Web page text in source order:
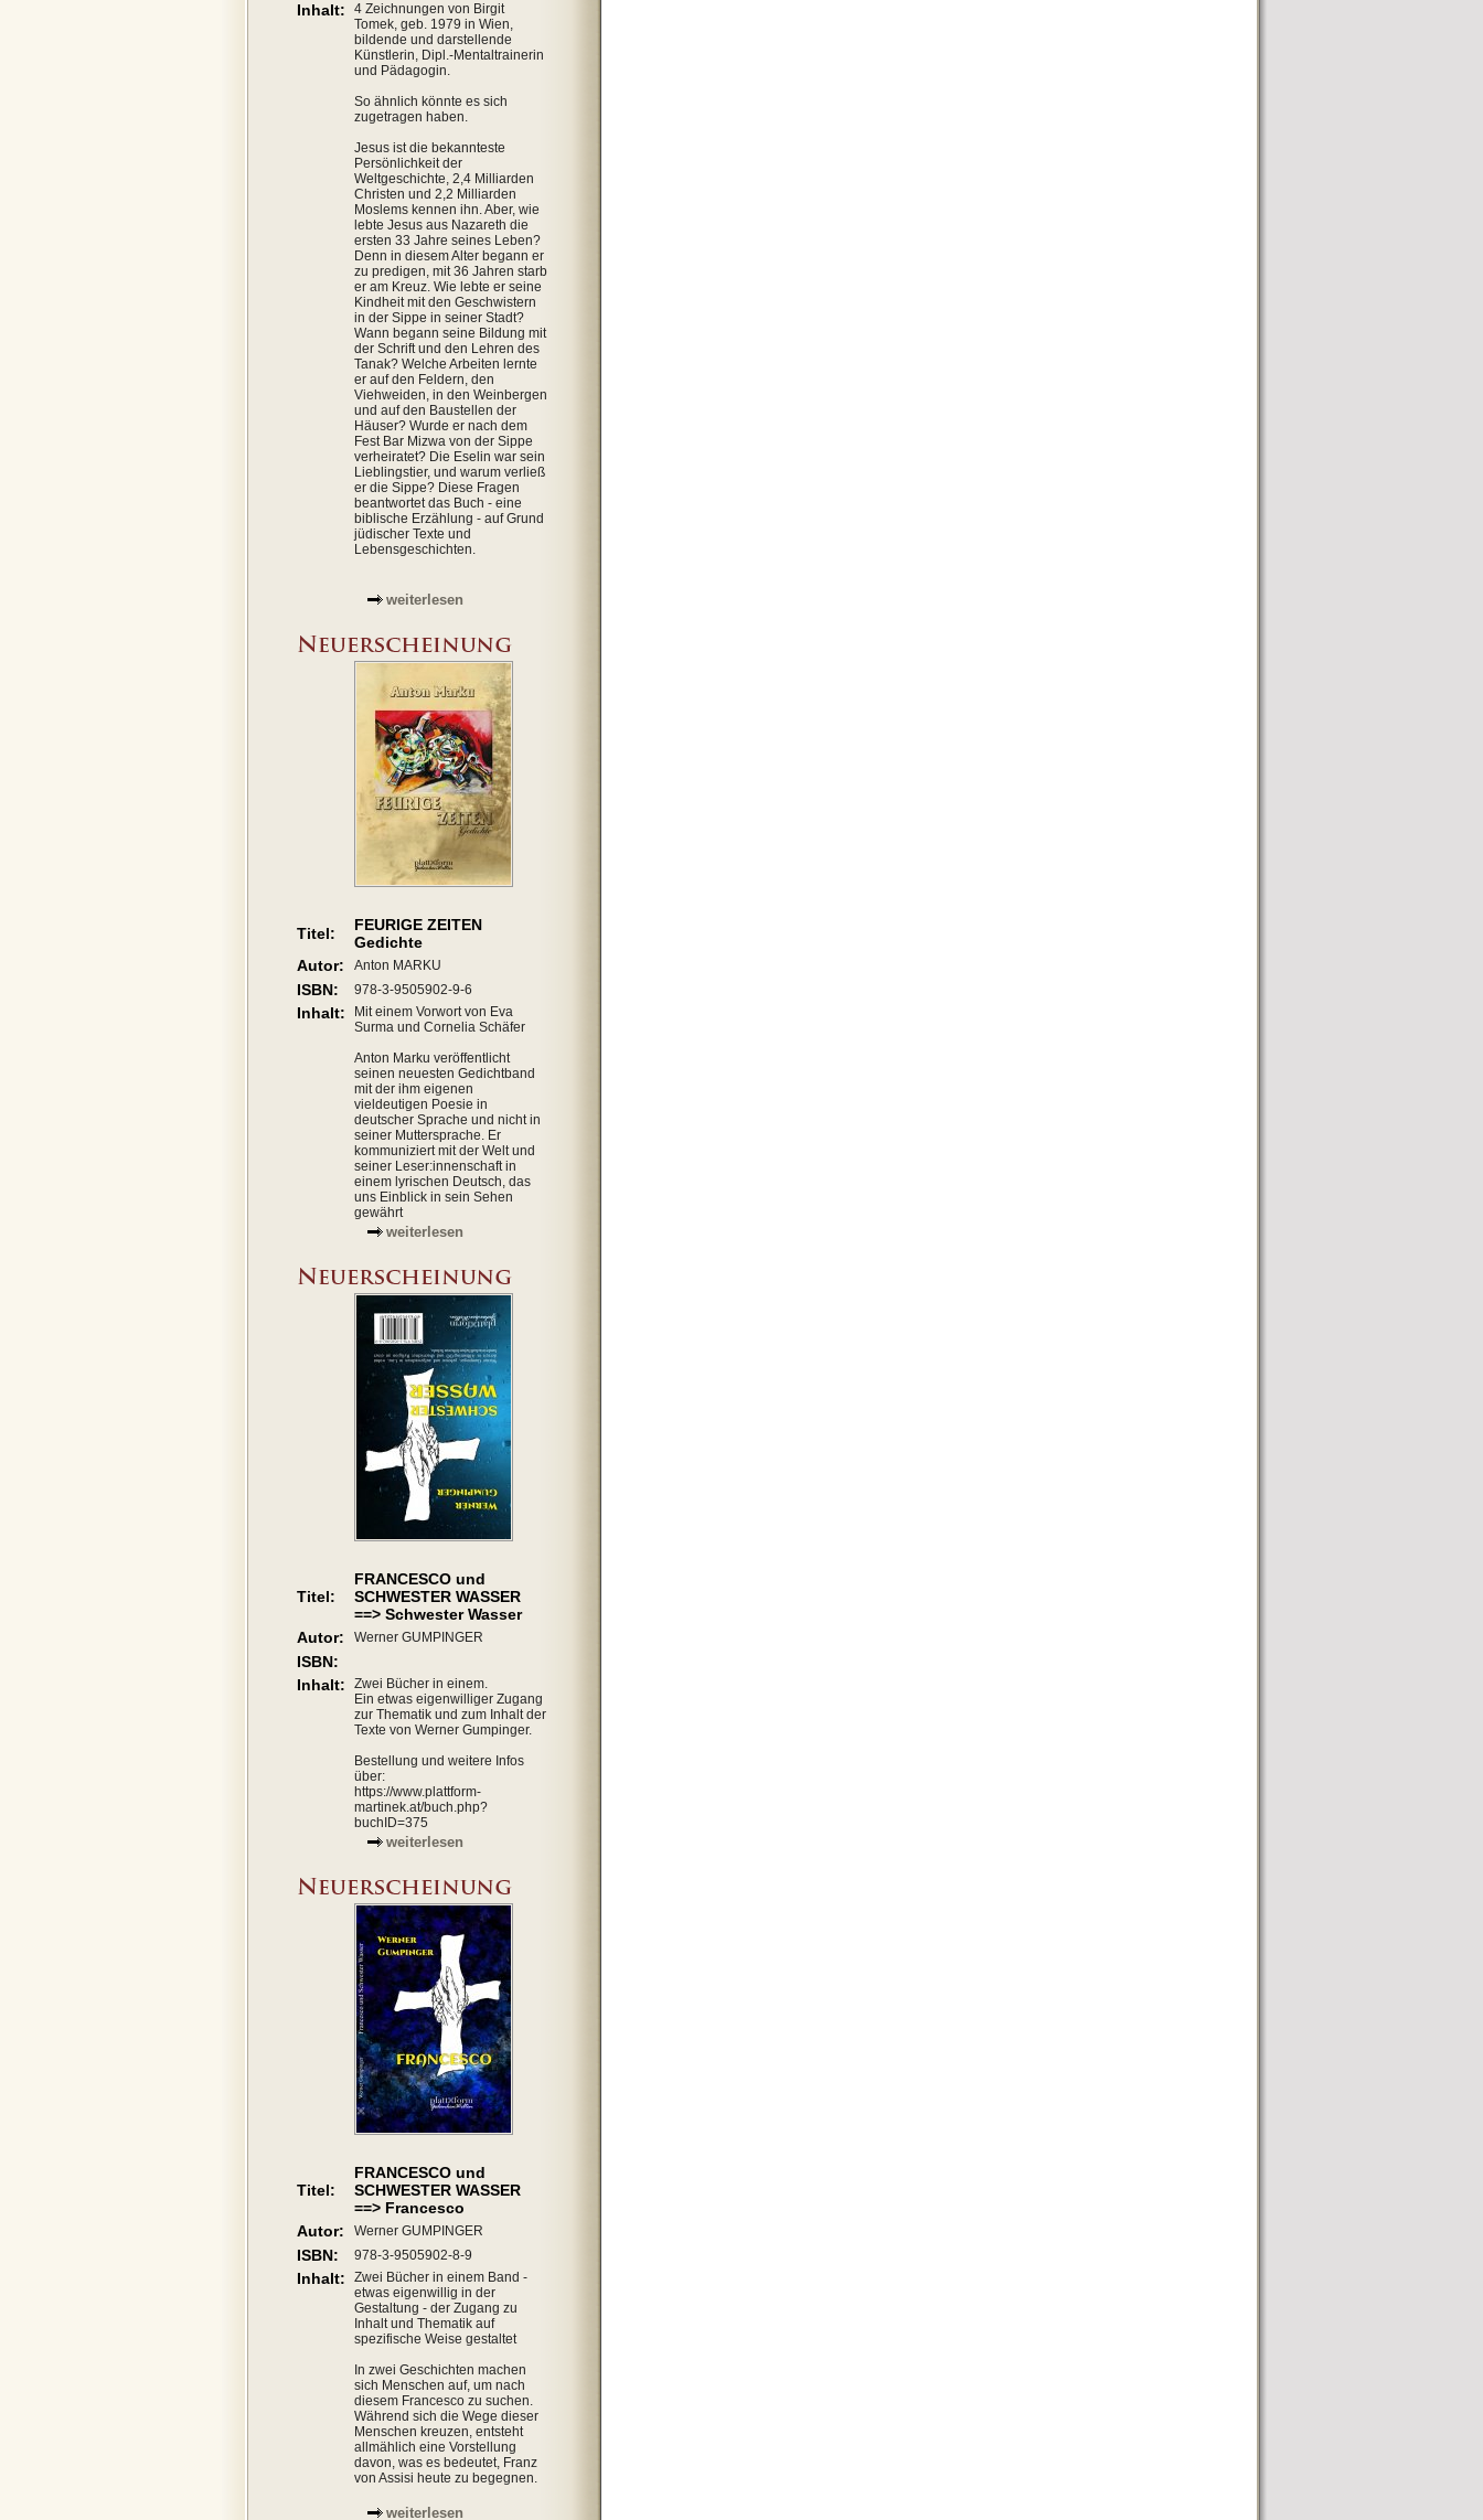
Inhalt:
4 Zeichnungen von Birgit
Tomek, geb. 1979 in Wien,
bildende und darstellende
Künstlerin, Dipl.-Mentaltrainerin
und Pädagogin.
So ähnlich könnte es sich
zugetragen haben.
Jesus ist die bekannteste
Persönlichkeit der
Weltgeschichte, 2,4 Milliarden
Christen und 2,2 Milliarden
Moslems kennen ihn. Aber, wie
lebte Jesus aus Nazareth die
ersten 33 Jahre seines Leben?
Denn in diesem Alter begann er
zu predigen, mit 36 Jahren starb
er am Kreuz. Wie lebte er seine
Kindheit mit den Geschwistern
in der Sippe in seiner Stadt?
Wann begann seine Bildung mit
der Schrift und den Lehren des
Tanak? Welche Arbeiten lernte
er auf den Feldern, den
Viehweiden, in den Weinbergen
und auf den Baustellen der
Häuser? Wurde er nach dem
Fest Bar Mizwa von der Sippe
verheiratet? Die Eselin war sein
Lieblingstier, und warum verließ
er die Sippe? Diese Fragen
beantwortet das Buch - eine
biblische Erzählung - auf Grund
jüdischer Texte und
Lebensgeschichten.
weiterlesen
Titel:
FEURIGE ZEITEN
Gedichte
Autor:
Anton MARKU
ISBN: 978-3-9505902-9-6
Inhalt:
Mit einem Vorwort von Eva
Surma und Cornelia Schäfer
Anton Marku veröffentlicht
seinen neuesten Gedichtband
mit der ihm eigenen
vieldeutigen Poesie in
deutscher Sprache und nicht in
seiner Muttersprache. Er
kommuniziert mit der Welt und
seiner Leser:innenschaft in
einem lyrischen Deutsch, das
uns Einblick in sein Sehen
gewährt
weiterlesen
Titel:
FRANCESCO und
SCHWESTER WASSER
==> Schwester Wasser
Autor:
Werner GUMPINGER
ISBN:
Inhalt:
Zwei Bücher in einem.
Ein etwas eigenwilliger Zugang
zur Thematik und zum Inhalt der
Texte von Werner Gumpinger.
Bestellung und weitere Infos
über:
https://www.plattform-
martinek.at/buch.php?
buchID=375
weiterlesen
Titel:
FRANCESCO und
SCHWESTER WASSER
==> Francesco
Autor:
Werner GUMPINGER
ISBN: 978-3-9505902-8-9
Inhalt:
Zwei Bücher in einem Band -
etwas eigenwillig in der
Gestaltung - der Zugang zu
Inhalt und Thematik auf
spezifische Weise gestaltet
In zwei Geschichten machen
sich Menschen auf, um nach
diesem Francesco zu suchen.
Während sich die Wege dieser
Menschen kreuzen, entsteht
allmählich eine Vorstellung
davon, was es bedeutet, Franz
von Assisi heute zu begegnen.
weiterlesen